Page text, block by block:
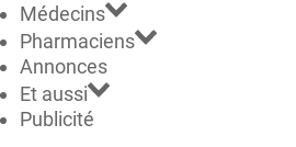
Médecins
Pharmaciens
Annonces
Et aussi
Publicité